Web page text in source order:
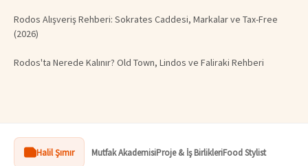
Rodos Alışveriş Rehberi: Sokrates Caddesi, Markalar ve Tax-Free
(2026)
Rodos'ta Nerede Kalınır? Old Town, Lindos ve Faliraki Rehberi
Halil Şımır Mutfak AkademisiProje & İş BirlikleriFood Stylist